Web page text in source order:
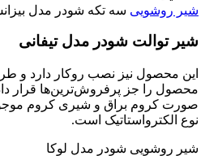
شیر روشویی سه تکه شودر مدل
شیر توالت شودر مدل تیفانی
این محصول نیز نصب روکار دارد و
محصول را جز پرفروش‌ترین‌ها قرار
صورت کروم براق و شیری کروم
نوع الکترواستاتیک است.
شیر روشویی شودر مدل لوکا